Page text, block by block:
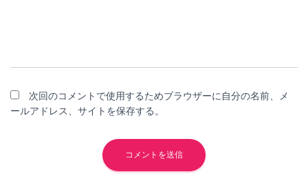
次回のコメントで使用するためブラウザーに自分の名前、メ
ールアドレス、サイトを保存する。